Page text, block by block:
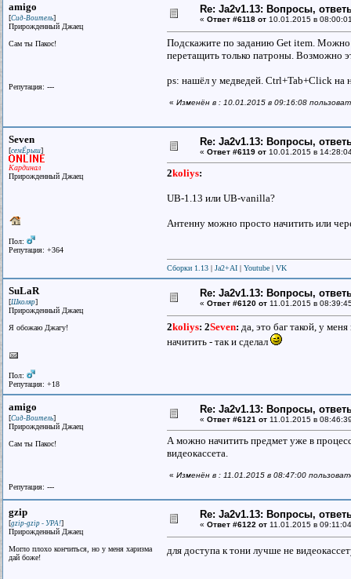
amigo
[Сид-Воитель]
Прирожденный Джаец
Сам ты Пакос!
Репутация: ---
Re: Ja2v1.13: Вопросы,
« Ответ #6118 от 10.01.2015 в
Подскажите по заданию Get item. Можно
перетащить только патроны. Возможно
ps: нашёл у медведей. Ctrl+Tab+Click на
« Изменён в : 10.01.2015 в 09:16:08
Seven
[семЁрыш]
Кардинал
Прирожденный Джаец
Пол:
Репутация: +364
Re: Ja2v1.13: Вопросы,
« Ответ #6119 от 10.01.2015 в
2koliys:
UB-1.13 или UB-vanilla?
Антенну можно просто начитить или
Сборки 1.13 | Ja2+AI | Youtube | VK
SuLaR
[Школяр]
Прирожденный Джаец
Я обожаю Джагу!
Пол:
Репутация: +18
Re: Ja2v1.13: Вопросы,
« Ответ #6120 от 11.01.2015 в
2koliys: 2Seven: да, это баг такой, у
начитить - так и сделал
amigo
[Сид-Воитель]
Прирожденный Джаец
Сам ты Пакос!
Репутация: ---
Re: Ja2v1.13: Вопросы,
« Ответ #6121 от 11.01.2015 в
А можно начитить предмет уже в
видеокассета.
« Изменён в : 11.01.2015 в 08:47:00
gzip
[gzip-gzip - УРА!]
Прирожденный Джаец
Могло плохо кончиться, но у меня харизма
дай божe!
Re: Ja2v1.13: Вопросы,
« Ответ #6122 от 11.01.2015 в
для доступа к тони лучше не